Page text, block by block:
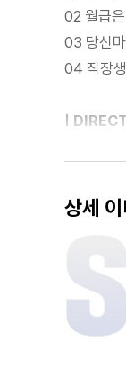
02 월급
03 당신
04 직장
|
02 돈을
| WHAT
01 전세
상세